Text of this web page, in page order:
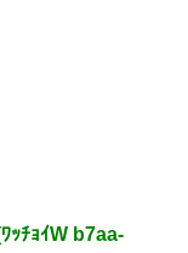
ｯﾁｮｲW b7aa-